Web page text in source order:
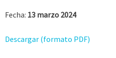
Fecha: 13 marzo 2024
Descargar (formato PDF)